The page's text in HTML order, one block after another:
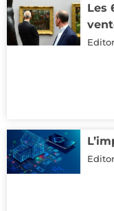
Les
Editor
Editor